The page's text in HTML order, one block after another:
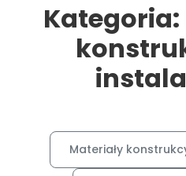
Kategoria:
Materiały